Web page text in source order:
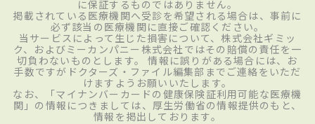
に保証するものではありません。
掲載されている医療機関へ受診を希望される場合は、事前に
必ず該当の医療機関に直接ご確認ください。
当サービスによって生じた損害について、株式会社ギミッ
ク、およびミーカンパニー株式会社ではその賠償の責任を一
切負わないものとします。 情報に誤りがある場合には、お
手数ですがドクターズ・ファイル編集部までご連絡をいただ
けますようお願いいたします。
なお、「マイナンバーカードの健康保険証利用可能な医療機
関」の情報につきましては、厚生労働省の情報提供のもと、
情報を掲出しております。